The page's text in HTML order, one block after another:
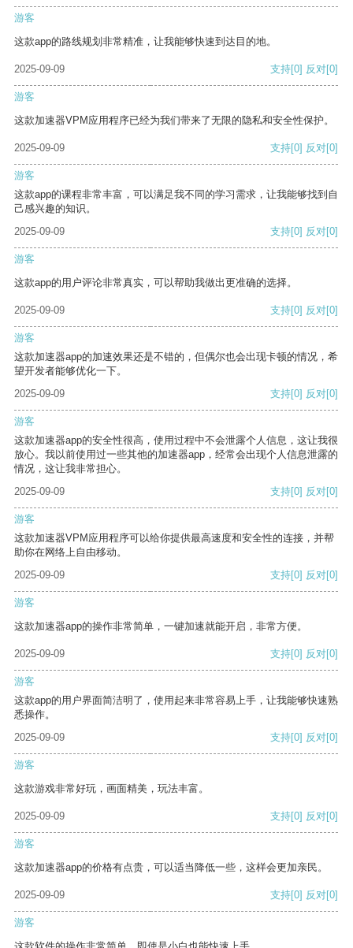
游客
这款app的路线规划非常精准，让我能够快速到达目的地。
2025-09-09 支持[0] 反对[0]
游客
这款加速器VPM应用程序已经为我们带来了无限的隐私和安全性保护。
2025-09-09 支持[0] 反对[0]
游客
这款app的课程非常丰富，可以满足我不同的学习需求，让我能够找到自
己感兴趣的知识。
2025-09-09
支持[0] 反对[0]
游客
这款app的用户评论非常真实，可以帮助我做出更准确的选择。
2025-09-09 支持[0] 反对[0]
游客
这款加速器app的加速效果还是不错的，但偶尔也会出现卡顿的情况，希
望开发者能够优化一下。
2025-09-09
支持[0] 反对[0]
游客
这款加速器app的安全性很高，使用过程中不会泄露个人信息，这让我很
放心。我以前使用过一些其他的加速器app，经常会出现个人信息泄露的
情况，这让我非常担心。
2025-09-09
支持[0] 反对[0]
游客
这款加速器VPM应用程序可以给你提供最高速度和安全性的连接，并帮
助你在网络上自由移动。
2025-09-09
支持[0] 反对[0]
游客
这款加速器app的操作非常简单，一键加速就能开启，非常方便。
2025-09-09 支持[0] 反对[0]
游客
这款app的用户界面简洁明了，使用起来非常容易上手，让我能够快速熟
悉操作。
2025-09-09
支持[0] 反对[0]
游客
这款游戏非常好玩，画面精美，玩法丰富。
2025-09-09 支持[0] 反对[0]
游客
这款加速器app的价格有点贵，可以适当降低一些，这样会更加亲民。
2025-09-09 支持[0] 反对[0]
游客